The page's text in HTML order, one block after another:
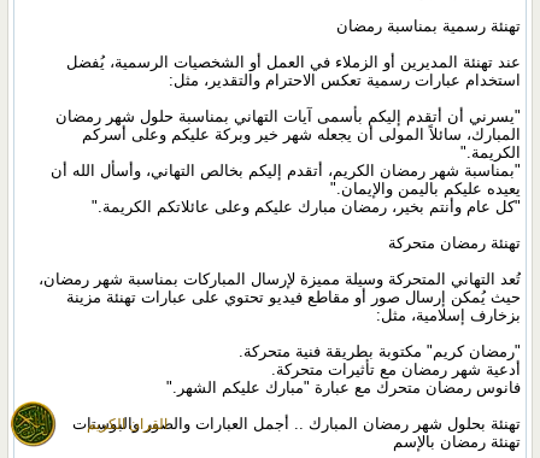
القران الكريم
تهنئة رسمية بمناسبة رمضان
عند تهنئة المديرين أو الزملاء في العمل أو الشخصيات الرسمية، يُفضل
استخدام عبارات رسمية تعكس الاحترام والتقدير، مثل:
"يسرني أن أتقدم إليكم بأسمى آيات التهاني بمناسبة حلول شهر رمضان
المبارك، سائلاً المولى أن يجعله شهر خير وبركة عليكم وعلى أسركم
الكريمة."
"بمناسبة شهر رمضان الكريم، أتقدم إليكم بخالص التهاني، وأسأل الله أن
يعيده عليكم باليمن والإيمان."
"كل عام وأنتم بخير، رمضان مبارك عليكم وعلى عائلاتكم الكريمة."
تهنئة رمضان متحركة
تُعد التهاني المتحركة وسيلة مميزة لإرسال المباركات بمناسبة شهر رمضان،
حيث يُمكن إرسال صور أو مقاطع فيديو تحتوي على عبارات تهنئة مزينة
بزخارف إسلامية، مثل:
"رمضان كريم" مكتوبة بطريقة فنية متحركة.
أدعية شهر رمضان مع تأثيرات متحركة.
فانوس رمضان متحرك مع عبارة "مبارك عليكم الشهر."
تهنئة بحلول شهر رمضان المبارك .. أجمل العبارات والصور والبوستات
تهنئة رمضان بالإسم